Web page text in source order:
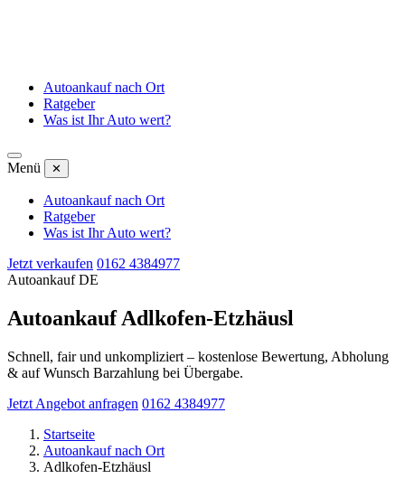
Autoankauf nach Ort
Ratgeber
Was ist Ihr Auto wert?
Menü ✕
Autoankauf nach Ort
Ratgeber
Was ist Ihr Auto wert?
Jetzt verkaufen 0162 4384977
Autoankauf DE
Autoankauf Adlkofen-Etzhäusl
Schnell, fair und unkompliziert – kostenlose Bewertung, Abholung
& auf Wunsch Barzahlung bei Übergabe.
Jetzt Angebot anfragen 0162 4384977
Startseite
Autoankauf nach Ort
Adlkofen-Etzhäusl